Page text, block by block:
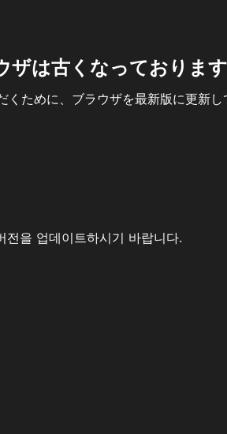
ザは古くなっております
ために、ブラウザを最新版に更新し
을 업데이트하시기 바랍니다.